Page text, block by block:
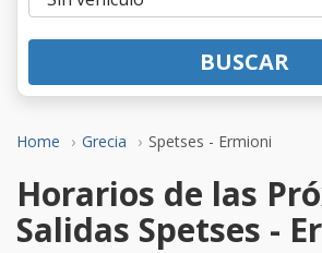
Home Grecia Spetses - Ermioni
BUSCAR
Horarios de las
Salidas Spetses -